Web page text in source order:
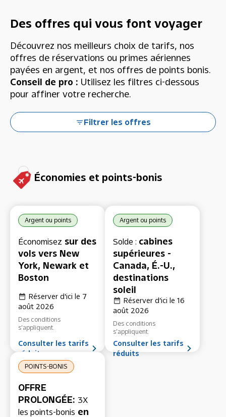
Des offres qui vous font voyager
Découvrez nos meilleurs choix de tarifs, nos
offres de réservations ou primes aériennes
payées en argent, et nos offres de points bonis.
Conseil de pro : Utilisez les filtres ci-dessous
pour affiner votre recherche.
Filtrer les offres
Économies et points-bonis
Argent ou points
Économisez sur des
vols vers New
York, Newark et
Boston
Réserver d’ici le 7
août 2026
Des conditions
s’appliquent.
Consulter les tarifs
réduits
Argent ou points
Solde : cabines
supérieures -
Canada, É.-U.,
destinations
soleil
Réserver d’ici le 16
août 2026
Des conditions
s’appliquent.
Consulter les tarifs
réduits
POINTS-BONIS
OFFRE
PROLONGÉE: 3X
les points-bonis en